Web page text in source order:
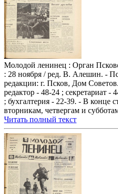
Молодой ленинец : Орган
: 28 ноября / ред. В. Алешин. -
редакции: г. Псков, Дом
редактор - 48-24 ; секретариат -
; бухгалтерия - 22-39. - В конце
вторникам, четвергам и
Читать полный текст